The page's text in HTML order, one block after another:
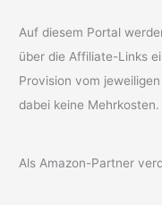
Auf diesem Portal
über die Affiliate-Links
Provision vom
dabei keine Mehrkosten.
Als Amazon-Partner